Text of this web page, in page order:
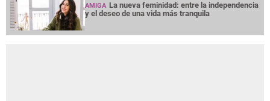
AMIGA La nueva feminidad: entre la independencia
y el deseo de una vida más tranquila